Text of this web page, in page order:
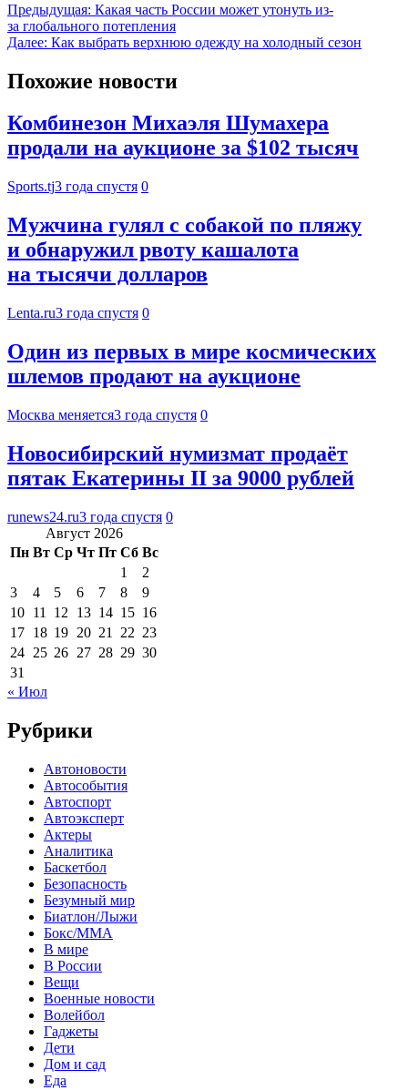
Предыдущая: Какая часть России может утонуть из-
за глобального потепления
Далее: Как выбрать верхнюю одежду на холодный сезон
Похожие новости
Комбинезон Михаэля Шумахера
продали на аукционе за $102 тысяч
Sports.tj3 года спустя 0
Мужчина гулял с собакой по пляжу
и обнаружил рвоту кашалота
на тысячи долларов
Lenta.ru3 года спустя 0
Один из первых в мире космических
шлемов продают на аукционе
Москва меняется3 года спустя 0
Новосибирский нумизмат продаёт
пятак Екатерины II за 9000 рублей
runews24.ru3 года спустя 0
Август 2026
Пн Вт Ср Чт Пт Сб Вс
1
2
3
4 5 6 7 8
9
10 11 12 13 14 15 16
17 18 19 20 21 22 23
24 25 26 27 28 29 30
31
« Июл
Рубрики
Автоновости
Автособытия
Автоспорт
Автоэксперт
Актеры
Аналитика
Баскетбол
Безопасность
Безумный мир
Биатлон/Лыжи
Бокс/MMA
В мире
В России
Вещи
Военные новости
Волейбол
Гаджеты
Дети
Дом и сад
Еда